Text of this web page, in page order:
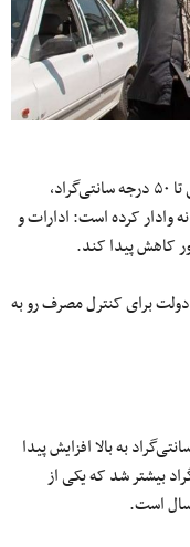
در این گزارش آمده، موج گرمای بی‌سابقه با دمایی تا ۵۰ درجه سانتی‌گراد،
وادار کرده است: ادارات و
کاهش پیدا کند.
دولت برای کنترل مصرف رو به
دمای هوای تهران از ۴۰ درجه سانتی‌گراد به بالا افزایش پیدا
دما از ۵۰ درجه‌ سانتی‌گراد بیشتر شد که یکی از
است.